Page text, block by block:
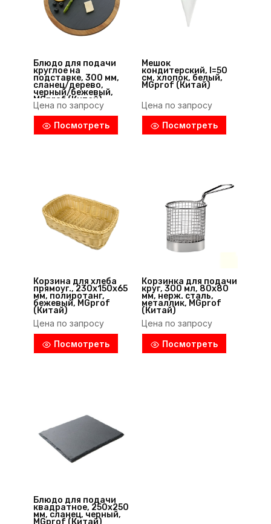
Блюдо для подачи
круглое на
подставке, 300 мм,
сланец/дерево,
черный/бежевый,
MGprof (Китай)
Цена по запросу
Посмотреть
Мешок
кондитерский, l=50
см, хлопок, белый,
MGprof (Китай)
Цена по запросу
Посмотреть
Корзина для хлеба
прямоуг., 230х150х65
мм, полиротанг,
бежевый, MGprof
(Китай)
Цена по запросу
Посмотреть
Корзинка для подачи
круг, 300 мл, 80х80
мм, нерж. сталь,
металлик, MGprof
(Китай)
Цена по запросу
Посмотреть
Блюдо для подачи
квадратное, 250х250
мм, сланец, черный,